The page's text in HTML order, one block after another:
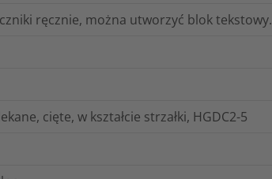
ręcznie, można utworzyć blok tekstowy.
cięte, w kształcie strzałki, HGDC2-5